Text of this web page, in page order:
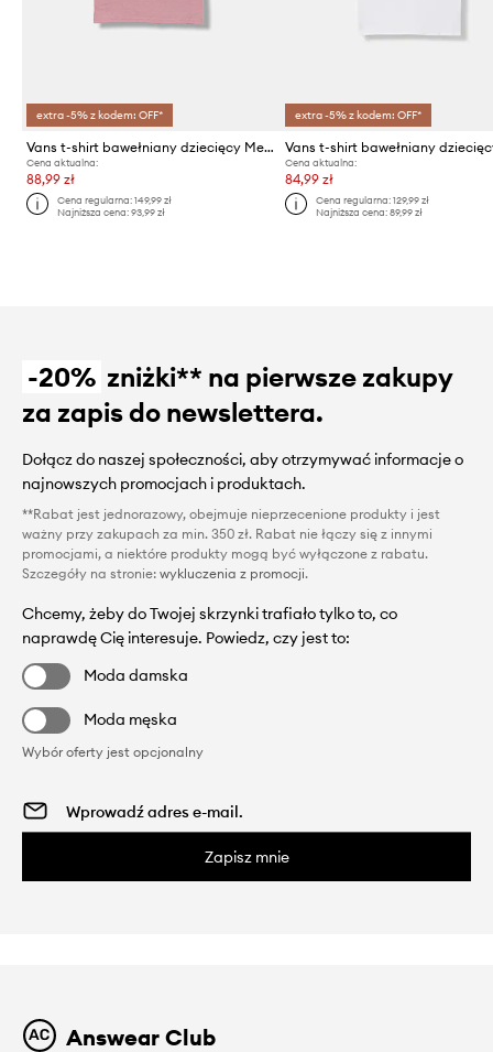
extra -5% z kodem: OFF*
Vans t-shirt bawełniany dziecięcy Metal Wall SS
Cena aktualna:
88,99 zł
Cena regularna:149,99 zł
Najniższa cena:93,99 zł
extra -5% z kodem: OFF*
Vans t-shirt bawełniany
Cena aktualna:
84,99 zł
Cena regularna: 129,99 zł
Najniższa cena: 89,99 zł
-20% zniżki** na pierwsze zakupy
za zapis do newslettera.
Dołącz do naszej społeczności, aby otrzymywać informacje o
najnowszych promocjach i produktach.
**Rabat jest jednorazowy, obejmuje nieprzecenione produkty i jest
ważny przy zakupach za min. 350 zł. Rabat nie łączy się z innymi
promocjami, a niektóre produkty mogą być wyłączone z rabatu.
Szczegóły na stronie: wykluczenia z promocji.
Chcemy, żeby do Twojej skrzynki trafiało tylko to, co
naprawdę Cię interesuje. Powiedz, czy jest to:
Moda damska
Moda męska
Wybór oferty jest opcjonalny
Zapisz mnie
Answear Club